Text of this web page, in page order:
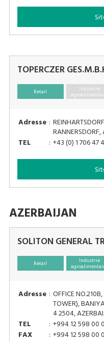
TOPERCZER
Retail Industrie
Adresse :
RANNERSDORF,
TEL
: +43 (0) 1 706 47
AZERBAIJAN
SOLITON GENERAL
Retail Industrie
Adresse : OFFICE
TOWER),
4 2504,
TEL
: +994 12 598 00
FAX
: +994 12 598 00